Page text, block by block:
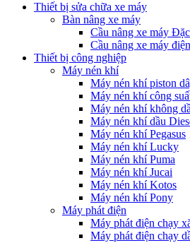
Thiết bị sửa chữa xe máy
Bàn nâng xe máy
Cầu nâng xe máy
Cầu nâng xe máy điện
Thiết bị công nghiệp
Máy nén khí
Máy nén khí piston
Máy nén khí công
Máy nén khí không
Máy nén khí dầu
Máy nén khí Pegasus
Máy nén khí Lucky
Máy nén khí Puma
Máy nén khí Jucai
Máy nén khí Kotos
Máy nén khí Pony
Máy phát điện
Máy phát điện chạy
Máy phát điện chạy